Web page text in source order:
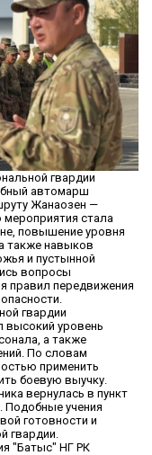
гвардии
автомарш
Жанаозен —
стала
повышение уровня
также навыков
и пустынной
вопросы
правил передвижения
гвардии
высокий уровень
а также
По словам
применить
боевую выучку.
вернулась в пункт
Подобные учения
готовности и
гвардии.
"Батыс" НГ РК